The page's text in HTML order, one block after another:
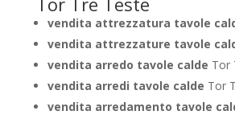
vendita attrezzatura tavole
vendita attrezzature tavole
vendita arredo tavole calde Tor
vendita arredi tavole calde Tor
vendita arredamento tavole